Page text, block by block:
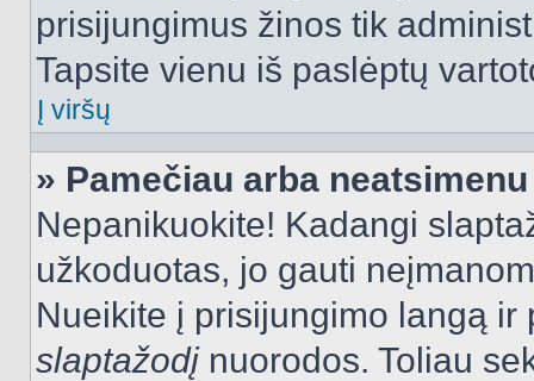
prisijungimus žinos tik
Tapsite vienu iš paslėptų
Į viršų
» Pamečiau arba
Nepanikuokite! Kadangi
užkoduotas, jo gauti
Nueikite į prisijungimo langą
slaptažodįnuorodos. Toliau